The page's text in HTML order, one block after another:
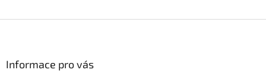
Informace pro vás